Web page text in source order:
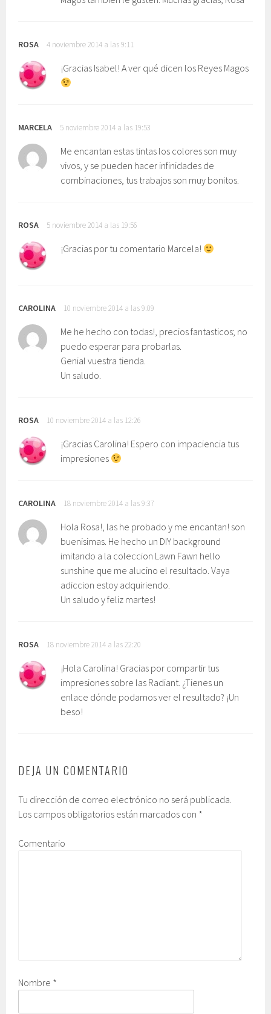
ROSA 4 noviembre 2014 a las 9:11
¡Gracias Isabel! A ver qué dicen los Reyes Magos
MARCELA 5 noviembre 2014 a las 19:53
Me encantan estas tintas los colores son muy
vivos, y se pueden hacer infinidades de
combinaciones, tus trabajos son muy bonitos.
ROSA 5 noviembre 2014 a las 19:56
¡Gracias por tu comentario Marcela!
CAROLINA 10 noviembre 2014 a las 9:09
Me he hecho con todas!, precios fantasticos; no
puedo esperar para probarlas.
Genial vuestra tienda.
Un saludo.
ROSA 10 noviembre 2014 a las 12:26
¡Gracias Carolina! Espero con impaciencia tus
impresiones
CAROLINA 18 noviembre 2014 a las 9:37
Hola Rosa!, las he probado y me encantan! son
buenisimas. He hecho un DIY background
imitando a la coleccion Lawn Fawn hello
sunshine que me alucino el resultado. Vaya
adiccion estoy adquiriendo.
Un saludo y feliz martes!
ROSA 18 noviembre 2014 a las 22:20
¡Hola Carolina! Gracias por compartir tus
impresiones sobre las Radiant. ¿Tienes un
enlace dónde podamos ver el resultado? ¡Un
beso!
DEJA UN COMENTARIO
Tu dirección de correo electrónico no será publicada.
Los campos obligatorios están marcados con *
Comentario
Nombre *